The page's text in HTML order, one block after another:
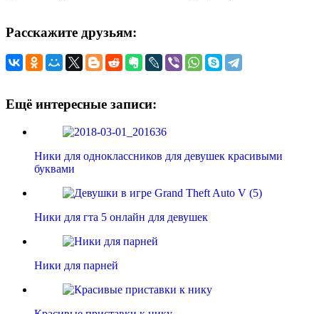
Расскажите друзьям:
Ещё интересные записи:
Ники для одноклассников для девушек красивыми
буквами
Ники для гта 5 онлайн для девушек
Ники для парней